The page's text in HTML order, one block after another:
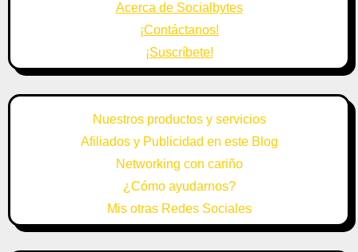
Acerca de Socialbytes
¡Contáctanos!
¡Suscríbete!
Nuestros productos y servicios
Afiliados y Publicidad en este Blog
Networking con cariño
¿Cómo ayudarnos?
Mis otras Redes Sociales